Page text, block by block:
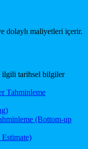
dolaylı maliyetleri içerir.
ilgili tarihsel bilgiler
Tahminleme
(Bottom-up